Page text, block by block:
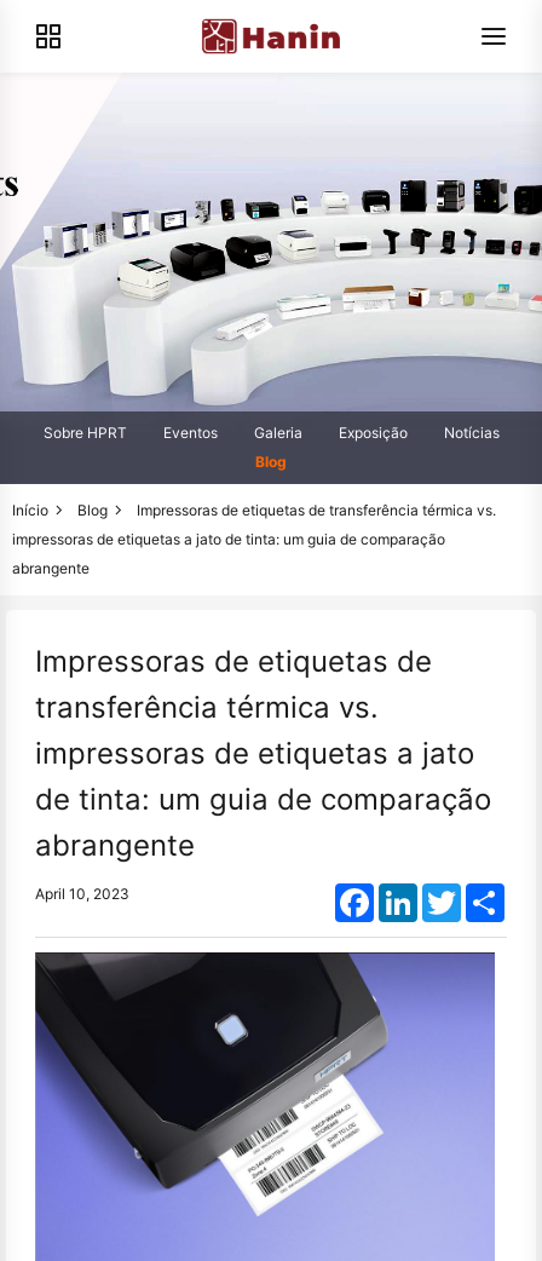
Sobre HPRT Eventos Galeria Exposição
Notícias
Blog
Início Blog
Impressoras de etiquetas de transferência térmica vs.
impressoras de etiquetas a jato de tinta: um guia de comparação
abrangente
Impressoras de etiquetas de
transferência térmica vs.
impressoras de etiquetas a jato
de tinta: um guia de comparação
abrangente
April 10, 2023 FacebookLinkedInTwitter